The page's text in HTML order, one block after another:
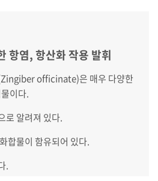
항염, 항산화 작용 발휘
officinate)은 매우 다양한
이다.
로 알려져 있다.
합물이 함유되어 있다.
.